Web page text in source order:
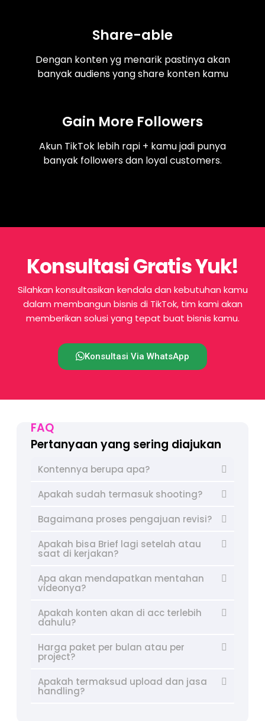
Share-able
Dengan konten yg menarik pastinya akan
banyak audiens yang share konten kamu
Gain More Followers
Akun TikTok lebih rapi + kamu jadi punya
banyak followers dan loyal customers.
Konsultasi Gratis Yuk!
Silahkan konsultasikan kendala dan kebutuhan kamu
dalam membangun bisnis di TikTok, tim kami akan
memberikan solusi yang tepat buat bisnis kamu.
Konsultasi Via WhatsApp
FAQ
Pertanyaan yang sering diajukan
Kontennya berupa apa?
Apakah sudah termasuk shooting?
Bagaimana proses pengajuan revisi?
Apakah bisa Brief lagi setelah atau
saat di kerjakan?
Apa akan mendapatkan mentahan
videonya?
Apakah konten akan di acc terlebih
dahulu?
Harga paket per bulan atau per
project?
Apakah termaksud upload dan jasa
handling?